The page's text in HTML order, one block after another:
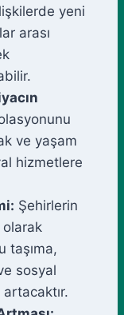
yeni
arası
ve yaşam
hizmetlere
Şehirlerin
olarak
taşıma,
sosyal